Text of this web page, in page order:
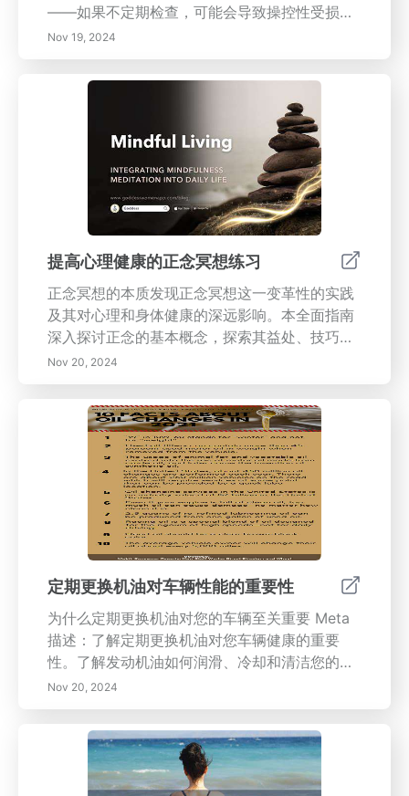
——如果不定期检查，可能会导致操控性受损。-
最大化效率：定期进行轮胎旋转可以提高牵引
力、稳定性和燃油效率，从长远来看为您节省资
金。- 安全第一：忽视轮胎维护可能导致危险情
况，包括爆胎或失去控制，因此了解轮胎护理对
安全驾驶至关重要。轮胎维护的最佳实践：- 轮
换频率：专家建议每行驶5,000至7,500英里进行
一次轮胎旋转。这个简单的任务可以延长轮胎使
用寿命，并有助于提高车辆的对准和操控性。-
您的轮胎需要注意的迹象：注意不均匀磨损或车
辆操控的变化；及时解决这些问题可确保您享受
更安全、更平稳的驾驶体验。要全面了解有效管
理您的车辆并确保其寿命和性能，请查阅我们关
于轮胎旋转和维护实践的详细指南。您的车辆值
得最好的护理，掌握这方面的时间管理将确保您
在路上安全。
Nov 19, 2024
提高心理健康的正念冥想练习
正念冥想的本质发现正念冥想这一变革性的实践
及其对心理和身体健康的深远影响。本全面指南
深入探讨正念的基本概念，探索其益处、技巧以
及如何将其无缝融入日常生活中。了解正念如何
减轻焦虑、增强情绪调节、改善专注力，并促进
更深层的关系。发现创建舒缓冥想空间的实用技
巧、克服正念练习中的挑战，以及收获情感和身
体健康的奖励。今天就开始您的正念冥想之旅，
迈向更高的自我意识与内心平和。
Nov 20, 2024
定期更换机油对车辆性能的重要性
为什么定期更换机油对您的车辆至关重要 Meta
描述：了解定期更换机油对您车辆健康的重要
性。了解发动机油如何润滑、冷却和清洁您的发
动机，同时防止损坏并提高燃油效率。通过我们
全面的指南，探索延长发动机寿命、提高二手车
价值的好处，并了解换油间隔。 内容概述：定期
更换机油对保持您车辆的性能和寿命至关重要。
发动机油润滑活动部件，减少摩擦，帮助冷却发
Nov 20, 2024